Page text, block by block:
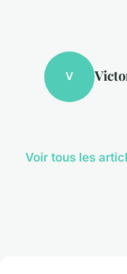
V
Voir tous les